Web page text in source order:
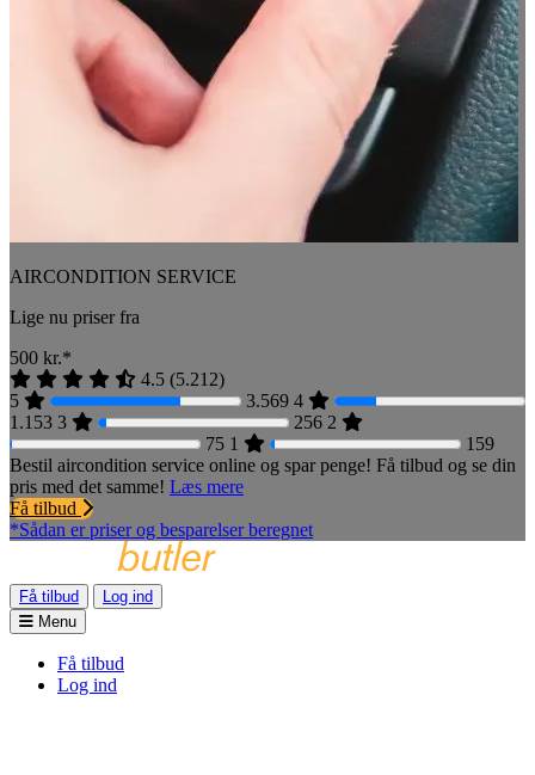
AIRCONDITION SERVICE
Lige nu priser fra
500 kr.*
4.5 (5.212)
5
3.569 4
1.153 3 256 2
75 1
159
Bestil aircondition service online og spar penge! Få tilbud og se din
pris med det samme! Læs mere
Få tilbud
*Sådan er priser og besparelser beregnet
Få tilbud
Log ind
Menu
Få tilbud
Log ind